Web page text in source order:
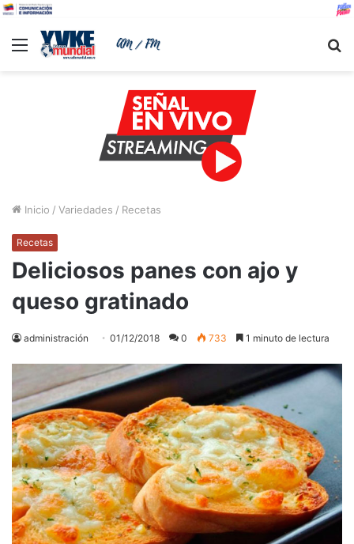
Menu
Inicio / Variedades / Recetas
Recetas
Deliciosos panes con ajo y
queso gratinado
administración 01/12/2018 0 733 1 minuto de lectura